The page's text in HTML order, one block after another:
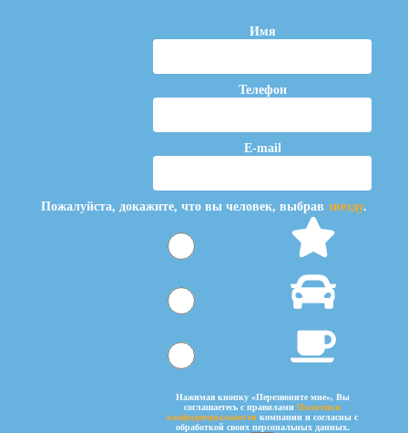
Имя
Телефон
E-mail
Пожалуйста, докажите, что вы человек, выбрав звезду.
Нажимая кнопку «Перезвоните мне», Вы
соглашаетесь c правилами Политики
конфиденциальности компании и согласны с
обработкой своих персональных данных.